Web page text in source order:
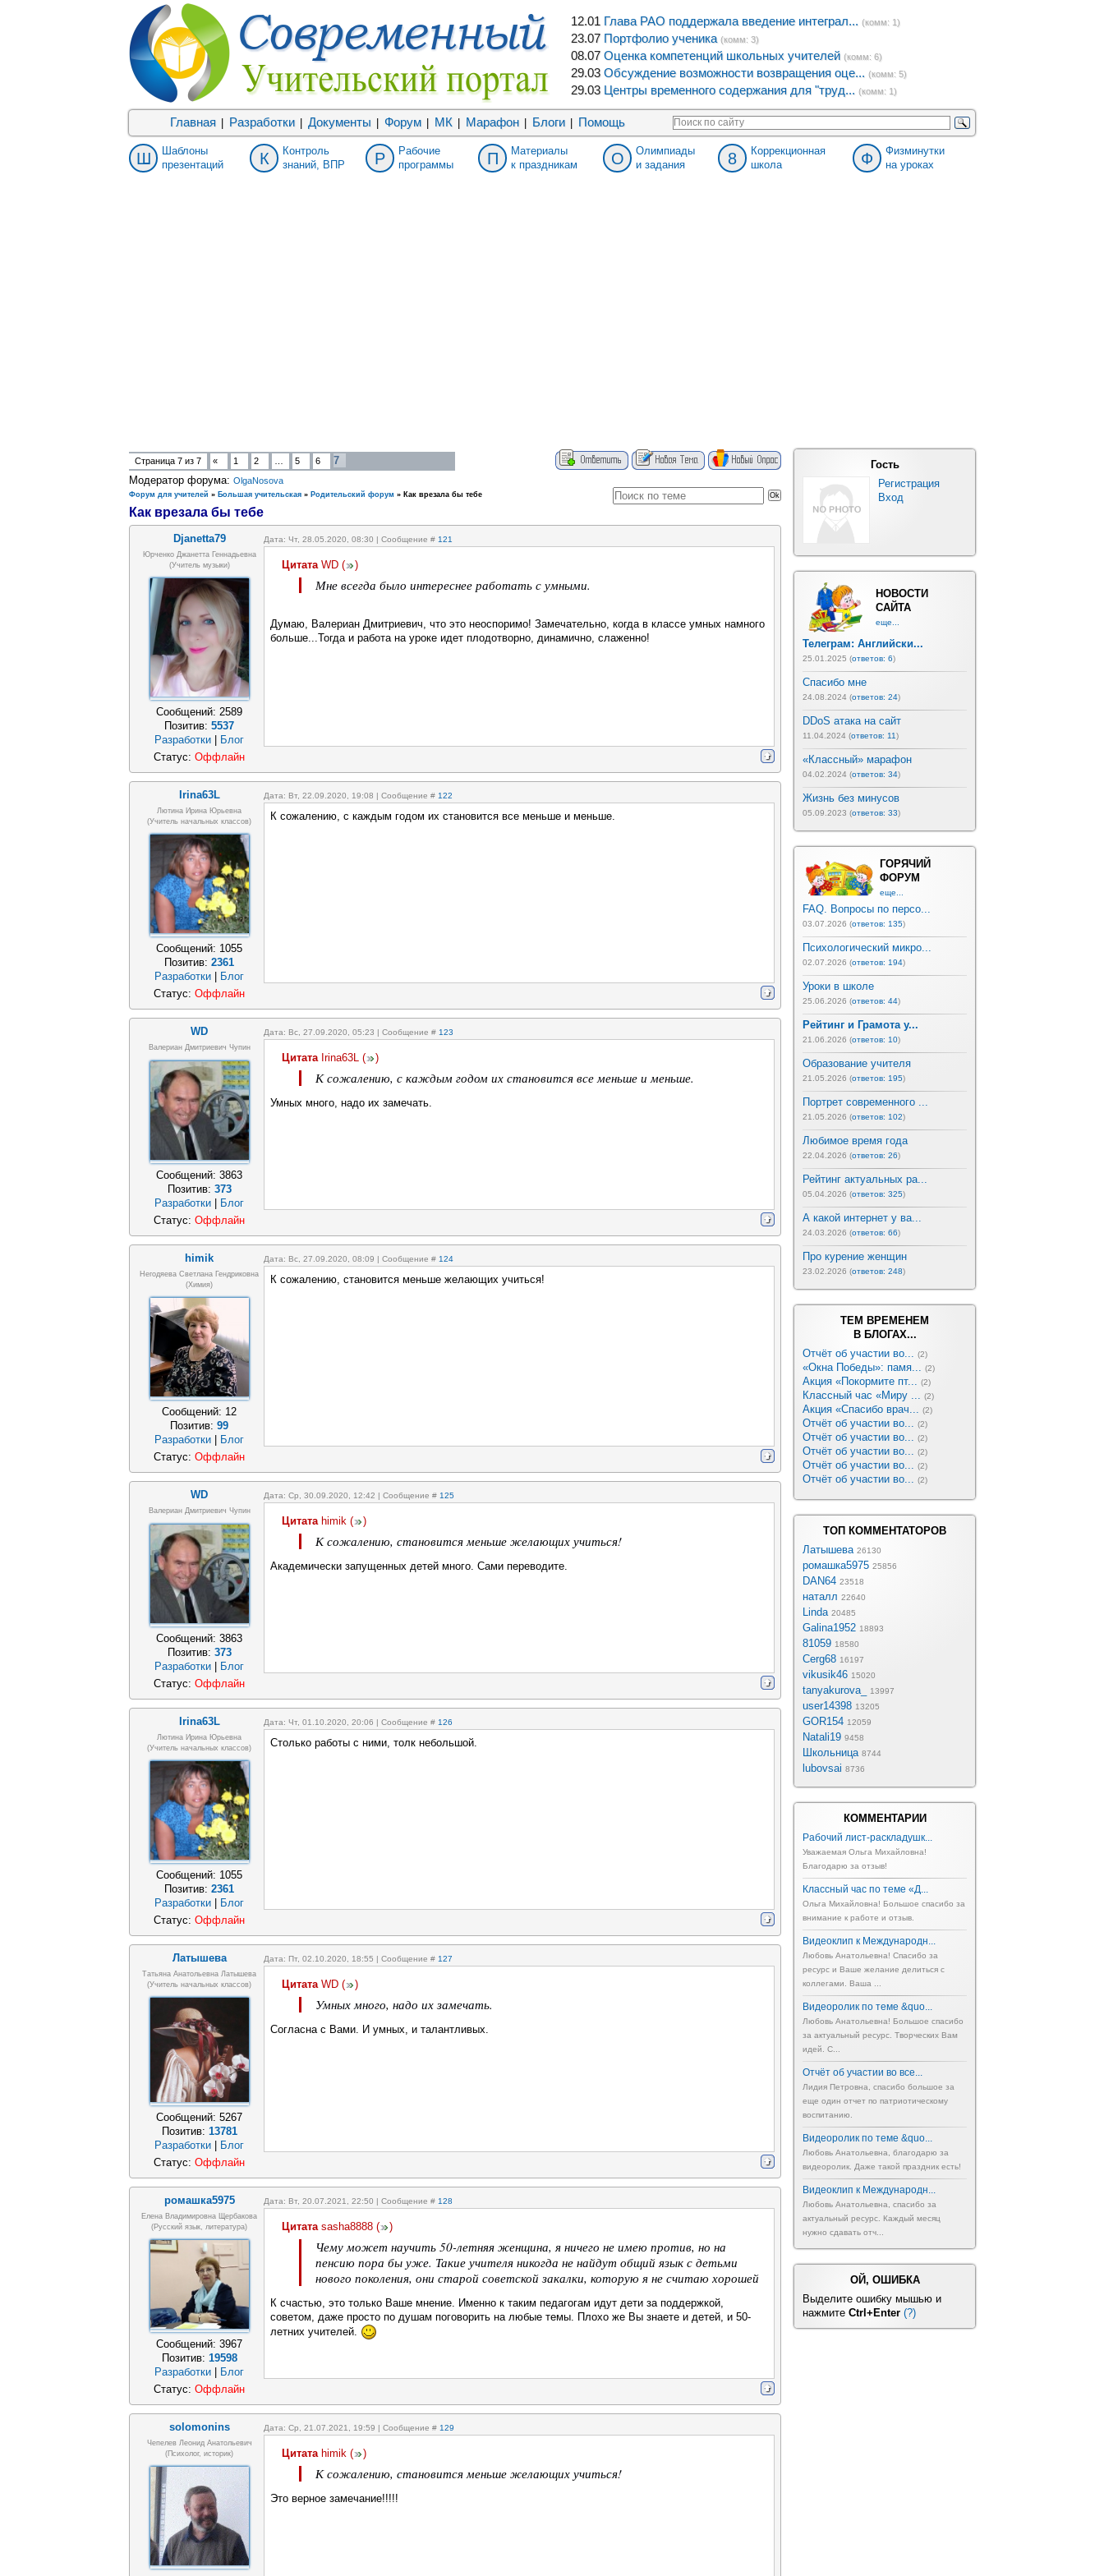
12.01 Глава РАО поддержала введение интеграл... (комм: 1)
23.07 Портфолио ученика (комм: 3)
08.07 Оценка компетенций школьных учителей (комм: 6)
29.03 Обсуждение возможности возвращения оце... (комм: 5)
29.03 Центры временного содержания для "труд... (комм: 1)
Главная Разработки Документы Форум МК Марафон Блоги Помощь
Ш
Шаблоны
презентаций
К
Контроль
знаний, ВПР
Р
Рабочие
программы
П
Материалы
к праздникам
О
Олимпиады
и задания
8
Коррекционная
школа
Ф
Физминутки
на уроках
Страница 7 из 7 « 1 2 5 6
7
Модератор форума: OlgaNosova
Форум для учителей » Большая учительская » Родительский форум » Как врезала бы тебе
Как врезала бы тебе
Djanetta79 Дата: Чт, 28.05.2020, 08:30 | Сообщение # 121
Юрченко Джанетта Геннадьевна
(Учитель музыки)
Сообщений: 2589
Позитив: 5537
Разработки | Блог
Цитата WD ( )
Мне всегда было интереснее работать с умными.
Думаю, Валериан Дмитриевич, что это неоспоримо! Замечательно, когда в классе умных намного
больше...Тогда и работа на уроке идет плодотворно, динамично, слаженно!
Статус: Оффлайн
Irina63L Дата: Вт, 22.09.2020, 19:08 | Сообщение # 122
Лютина Ирина Юрьевна
(Учитель начальных классов)
Сообщений: 1055
Позитив: 2361
Разработки | Блог
К сожалению, с каждым годом их становится все меньше и меньше.
Статус: Оффлайн
WD Дата: Вс, 27.09.2020, 05:23 | Сообщение # 123
Валериан Дмитриевич Чупин
Сообщений: 3863
Позитив: 373
Разработки
Блог
Цитата Irina63L ( )
К сожалению, с каждым годом их становится все меньше и меньше.
Умных много, надо их замечать.
Статус: Оффлайн
himik Дата: Вс, 27.09.2020, 08:09 | Сообщение # 124
Негодяева Светлана Гендриковна
(Химия)
Сообщений: 12
Позитив: 99
Разработки
Блог
К сожалению, становится меньше желающих учиться!
Статус: Оффлайн
WD Дата: Ср, 30.09.2020, 12:42 | Сообщение # 125
Валериан Дмитриевич Чупин
Сообщений: 3863
Позитив: 373
Разработки
Блог
Цитата himik ( )
К сожалению, становится меньше желающих учиться!
Академически запущенных детей много. Сами переводите.
Статус: Оффлайн
Irina63L Дата: Чт, 01.10.2020, 20:06 | Сообщение # 126
Лютина Ирина Юрьевна
(Учитель начальных классов)
Сообщений: 1055
Позитив: 2361
Разработки | Блог
Столько работы с ними, толк небольшой.
Статус: Оффлайн
Латышева Дата: Пт, 02.10.2020, 18:55 | Сообщение # 127
Татьяна Анатольевна Латышева
(учитель начальных классов)
Сообщений: 5267
Позитив: 13781
Разработки
Блог
Цитата WD ( )
Умных много, надо их замечать.
Согласна с Вами. И умных, и талантливых.
Статус: Оффлайн
ромашка5975 Дата: Вт, 20.07.2021, 22:50 | Сообщение # 128
Елена Владимировна Щербакова
(русский язык, литература)
Сообщений: 3967
Позитив: 19598
Разработки
Блог
Цитата sasha8888 ( )
Чему может научить 50-летняя женщина, я ничего не имею против, но на
пенсию пора бы уже. Такие учителя никогда не найдут общий язык с детьми
нового поколения, они старой советской закалки, которую я не считаю хорошей
К счастью, это только Ваше мнение. Именно к таким педагогам идут дети за поддержкой,
советом, даже просто по душам поговорить на любые темы. Плохо же Вы знаете и детей, и 50-
летних учителей.
Статус: Оффлайн
solomonins Дата: Ср, 21.07.2021, 19:59 | Сообщение # 129
Чепелев Леонид Анатольевич
(психолог, историк)
Цитата himik ( )
К сожалению, становится меньше желающих учиться!
Это верное замечание!!!!!
Гость
Регистрация
Вход
НОВОСТИ
САЙТА
еще...
Телеграм: Английски...
25.01.2025 (ответов: 6)
Спасибо мне
24.08.2024 (ответов: 24)
DDoS атака на сайт
11.04.2024 (ответов: 11)
«Классный» марафон
04.02.2024 (ответов: 34)
Жизнь без минусов
05.09.2023 (ответов: 33)
ГОРЯЧИЙ
ФОРУМ
еще...
FAQ. Вопросы по персо...
03.07.2026 (ответов: 135)
Психологический микро...
02.07.2026 (ответов: 194)
Уроки в школе
25.06.2026 (ответов: 44)
Рейтинг и Грамота у...
21.06.2026 (ответов: 10)
Образование учителя
21.05.2026 (ответов: 195)
Портрет современного ...
21.05.2026 (ответов: 102)
Любимое время года
22.04.2026 (ответов: 26)
Рейтинг актуальных ра...
05.04.2026 (ответов: 325)
А какой интернет у ва...
24.03.2026 (ответов: 66)
Про курение женщин
23.02.2026 (ответов: 248)
ТЕМ ВРЕМЕНЕМ
В БЛОГАХ...
Отчёт об участии во... (2)
«Окна Победы»: памя... (2)
Акция «Покормите пт... (2)
Классный час «Миру ... (2)
Акция «Спасибо врач... (2)
Отчёт об участии во... (2)
Отчёт об участии во... (2)
Отчёт об участии во... (2)
Отчёт об участии во... (2)
Отчёт об участии во... (2)
ТОП КОММЕНТАТОРОВ
Латышева 26130
ромашка5975 25856
DAN64 23518
наталл 22640
Linda 20485
Galina1952 18893
81059 18580
Cerg68 16197
vikusik46 15020
tanyakurova_ 13997
user14398 13205
GOR154 12059
Natali19 9458
Школьница 8744
lubovsai 8736
КОММЕНТАРИИ
Рабочий лист-раскладушк...
Уважаемая Ольга Михайловна!
Благодарю за отзыв!
Классный час по теме «Д...
Ольга Михайловна! Большое спасибо за
внимание к работе и отзыв.
Видеоклип к Международн...
Любовь Анатольевна! Спасибо за
ресурс и Ваше желание делиться с
коллегами. Ваша ...
Видеоролик по теме &quo...
Любовь Анатольевна! Большое спасибо
за актуальный ресурс. Творческих Вам
идей. С...
Отчёт об участии во все...
Лидия Петровна, спасибо большое за
еще один отчет по патриотическому
воспитанию.
Видеоролик по теме &quo...
Любовь Анатольевна, благодарю за
видеоролик. Даже такой праздник есть!
Видеоклип к Международн...
Любовь Анатольевна, спасибо за
актуальный ресурс. Каждый месяц
нужно сдавать отч...
ОЙ, ОШИБКА
Выделите ошибку мышью и
нажмите Ctrl+Enter (?)